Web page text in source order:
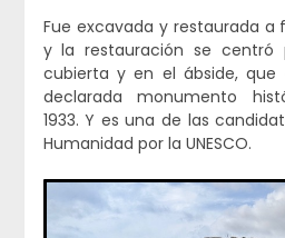
Fue excavada y restaurada a
y la restauración se centró
cubierta y en el ábside, que
declarada monumento
1933. Y es una de las
Humanidad por la UNESCO.